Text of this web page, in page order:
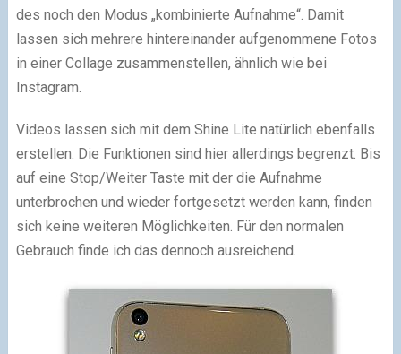
des noch den Modus „kombinierte Aufnahme“. Damit
lassen sich mehrere hintereinander aufgenommene Fotos
in einer Collage zusammenstellen, ähnlich wie bei
Instagram.
Videos lassen sich mit dem Shine Lite natürlich ebenfalls
erstellen. Die Funktionen sind hier allerdings begrenzt. Bis
auf eine Stop/Weiter Taste mit der die Aufnahme
unterbrochen und wieder fortgesetzt werden kann, finden
sich keine weiteren Möglichkeiten. Für den normalen
Gebrauch finde ich das dennoch ausreichend.